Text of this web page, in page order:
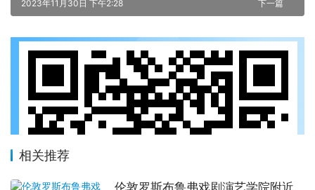
下一篇
2023年11月30日 下午2:28
相关推荐
伦敦罗斯布鲁弗戏剧演艺学院附近